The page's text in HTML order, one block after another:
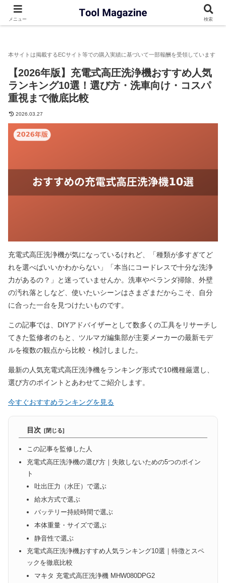
高圧洗浄機 【2026年版】充電式高圧洗浄
【2026年版】充電式高圧洗浄機おすすめ人気
ランキング10選！選び方・洗車向け・コスパ
重視まで徹底比較
2026.03.27
充電式高圧洗浄機が気になっているけれど、「種類が多すぎてど
れを選べばいいかわからない」「本当にコードレスで十分な洗浄
力があるの？」と迷っていませんか。洗車やベランダ掃除、外壁
の汚れ落としなど、使いたいシーンはさまざまだからこそ、自分
に合った一台を見つけたいものです。
この記事では、DIYアドバイザーとして数多くの工具をリサーチし
てきた監修者のもと、ツルマガ編集部が主要メーカーの最新モデ
ルを複数の観点から比較・検討しました。
最新の人気充電式高圧洗浄機をランキング形式で10機種厳選し、
選び方のポイントとあわせてご紹介します。
今すぐおすすめランキングを見る
目次
この記事を監修した人
充電式高圧洗浄機の選び方｜失敗しないための5つのポイン
ト
吐出圧力（水圧）で選ぶ
給水方式で選ぶ
バッテリー持続時間で選ぶ
本体重量・サイズで選ぶ
静音性で選ぶ
充電式高圧洗浄機おすすめ人気ランキング10選｜特徴とスペ
ックを徹底比較
マキタ 充電式高圧洗浄機 MHW080DPG2
メニュー 検索